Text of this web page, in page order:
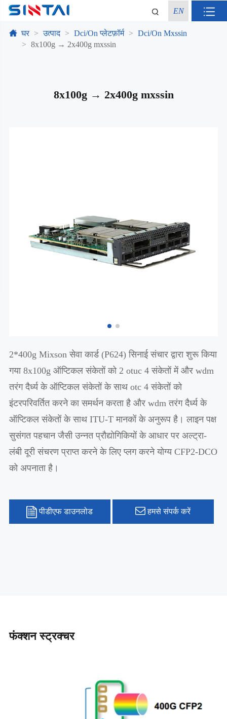
EN
घर उत्पाद Dci/On प्लेटफ़ॉर्म
Dci/On Mxssin
8x100g → 2x400g mxssin
8x100g → 2x400g mxssin
2*400g Mixson सेवा कार्ड (P624) सिनाई संचार द्वारा शुरू किया
गया 8x100g ऑप्टिकल संकेतों को 2 otuc 4 संकेतों में और wdm
तरंग दैर्ध्य के ऑप्टिकल संकेतों के साथ otc 4 संकेतों को
इंटरपरिवर्तित करने का समर्थन करता है और wdm तरंग दैर्ध्य के
ऑप्टिकल संकेतों के साथ ITU-T मानकों के अनुरूप है। लाइन पक्ष
सुसंगत पहचान जैसी उन्नत प्रौद्योगिकियों के आधार पर अल्ट्रा-
लंबी दूरी संचरण प्राप्त करने के लिए प्लग करने योग्य CFP2-DCO
को अपनाता है।
पीडीएफ डाउनलोड हमसे संपर्क करें
फंक्शन स्ट्रक्चर